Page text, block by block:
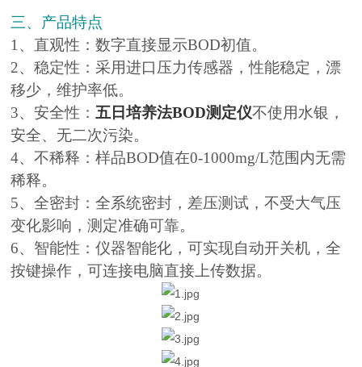
三、产品特点
1、直观性：数字直接显示BOD初值。
2、稳定性：采用进口压力传感器，性能稳定，漂
移少，维护率低。
3、安全性：五日培养法BOD测定仪不使用水银，
安全、无二次污染。
4、不稀释：样品BOD值在0-1000mg/L范围内无需
稀释。
5、全密封：全系统密封，差压测试，不受大气压
变化影响，测定准确可靠。
6、智能性：仪器智能化，可实现自动开关机，全
按键操作，可连接电脑直接上传数据。